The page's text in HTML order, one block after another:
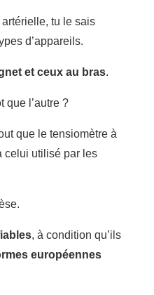
tu le sais
d’appareils.
et ceux au bras.
que l’autre ?
que le tensiomètre à
celui utilisé par les
, à condition qu’ils
européennes